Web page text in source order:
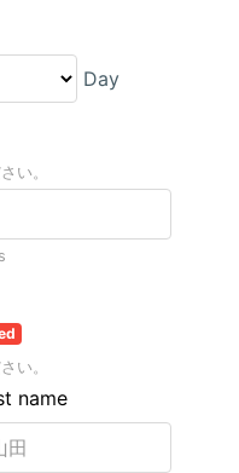
Day
い。
い。
name